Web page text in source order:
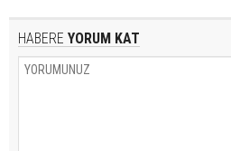
HABERE YORUM KAT